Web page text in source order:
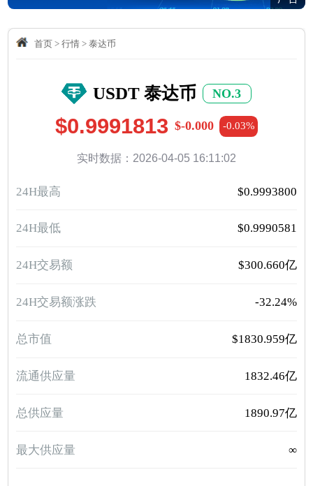
首页> 行情> 泰达币
USDT 泰达币 NO.3
$0.9991813 $-0.000 -0.03%
实时数据：2026-04-05 16:11:02
24H最高 $0.9993800
24H最低 $0.9990581
24H交易额 $300.660亿
24H交易额涨跌 -32.24%
总市值 $1830.959亿
流通供应量 1832.46亿
总供应量 1890.97亿
最大供应量 ∞